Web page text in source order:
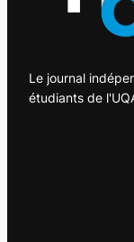
Le journal
étudiants de